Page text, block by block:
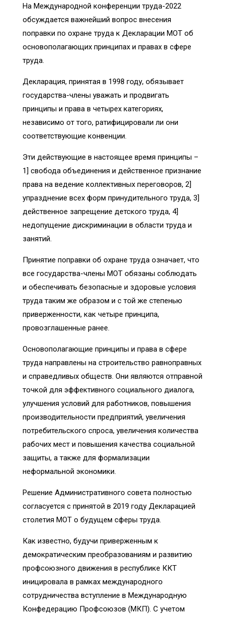
На Международной конференции труда-2022
обсуждается важнейший вопрос внесения
поправки по охране труда к Декларации МОТ об
основополагающих принципах и правах в сфере
труда.
Декларация, принятая в 1998 году, обязывает
государства-члены уважать и продвигать
принципы и права в четырех категориях,
независимо от того, ратифицировали ли они
соответствующие конвенции.
Эти действующие в настоящее время принципы –
1] свобода объединения и действенное признание
права на ведение коллективных переговоров, 2]
упразднение всех форм принудительного труда, 3]
действенное запрещение детского труда, 4]
недопущение дискриминации в области труда и
занятий.
Принятие поправки об охране труда означает, что
все государства-члены МОТ обязаны соблюдать
и обеспечивать безопасные и здоровые условия
труда таким же образом и с той же степенью
приверженности, как четыре принципа,
провозглашенные ранее.
Основополагающие принципы и права в сфере
труда направлены на строительство равноправных
и справедливых обществ. Они являются отправной
точкой для эффективного социального диалога,
улучшения условий для работников, повышения
производительности предприятий, увеличения
потребительского спроса, увеличения количества
рабочих мест и повышения качества социальной
защиты, а также для формализации
неформальной экономики.
Решение Административного совета полностью
согласуется с принятой в 2019 году Декларацией
столетия МОТ о будущем сферы труда.
Как известно, будучи приверженным к
демократическим преобразованиям и развитию
профсоюзного движения в республике ККТ
иницировала в рамках международного
сотрудничества вступление в Международную
Конфедерацию Профсоюзов (МКП). С учетом